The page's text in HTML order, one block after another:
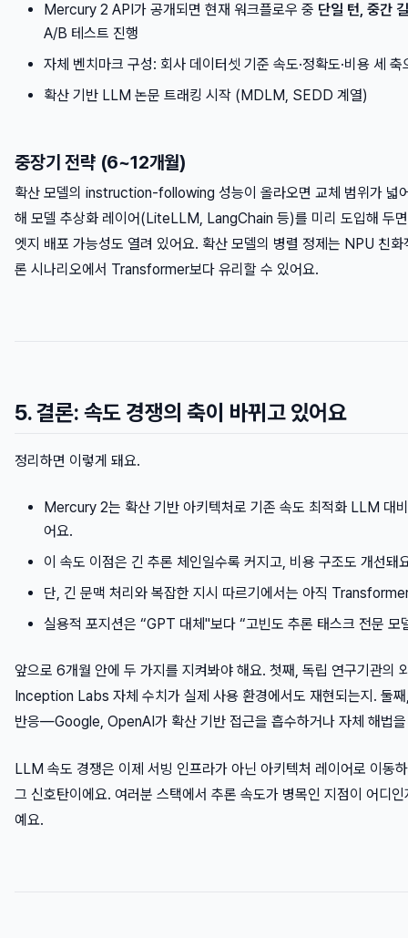
Mercury 2 API가 공개되면 현재 워크플로우 중 단일 턴, 중간
A/B 테스트 진행
자체 벤치마크 구성: 회사 데이터셋 기준 속도·정확도·비용 세
확산 기반 LLM 논문 트래킹 시작 (MDLM, SEDD 계열)
중장기 전략 (6~12개월)
확산 모델의 instruction-following 성능이 올라오면 교체 범위가 넓
해 모델 추상화 레이어(LiteLLM, LangChain 등)를 미리 도입해 두
엣지 배포 가능성도 열려 있어요. 확산 모델의 병렬 정제는 NPU 친
론 시나리오에서 Transformer보다 유리할 수 있어요.
5. 결론: 속도 경쟁의 축이 바뀌고 있어요
정리하면 이렇게 돼요.
Mercury 2는 확산 기반 아키텍처로 기존 속도 최적화 LLM 대
어요.
이 속도 이점은 긴 추론 체인일수록 커지고, 비용 구조도 개선돼
단, 긴 문맥 처리와 복잡한 지시 따르기에서는 아직
실용적 포지션은 “GPT 대체"보다 “고빈도 추론 태스크 전문 모
앞으로 6개월 안에 두 가지를 지켜봐야 해요. 첫째, 독립 연구기관의
Inception Labs 자체 수치가 실제 사용 환경에서도 재현되는지. 둘
반응—Google, OpenAI가 확산 기반 접근을 흡수하거나 자체 해법
LLM 속도 경쟁은 이제 서빙 인프라가 아닌 아키텍처 레이어로 이동
그 신호탄이에요. 여러분 스택에서 추론 속도가 병목인 지점이 어디
예요.